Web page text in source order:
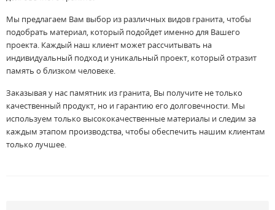
Мы предлагаем Вам выбор из различных видов гранита, чтобы
подобрать материал, который подойдет именно для Вашего
проекта. Каждый наш клиент может рассчитывать на
индивидуальный подход и уникальный проект, который отразит
память о близком человеке.
Заказывая у нас памятник из гранита, Вы получите не только
качественный продукт, но и гарантию его долговечности. Мы
используем только высококачественные материалы и следим за
каждым этапом производства, чтобы обеспечить нашим клиентам
только лучшее.